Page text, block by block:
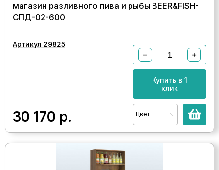
магазин разливного пива и рыбы BEER&FISH-
СПД-02-600
Артикул 29825
30 170 р.
− +
Купить в 1
клик
Цвет